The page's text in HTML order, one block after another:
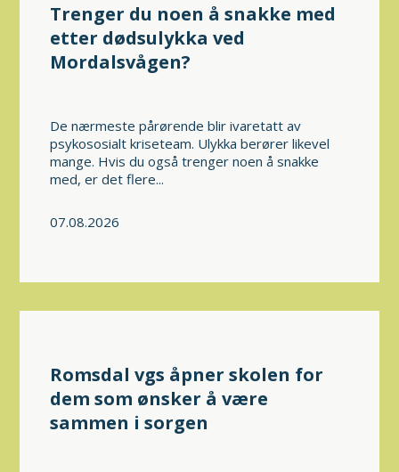
07.08.2026
Trenger du noen å snakke med
etter dødsulykka ved
Mordalsvågen?
De nærmeste pårørende blir ivaretatt av
psykososialt kriseteam. Ulykka berører likevel
mange. Hvis du også trenger noen å snakke
med, er det flere...
Romsdal vgs åpner skolen for
dem som ønsker å være
sammen i sorgen